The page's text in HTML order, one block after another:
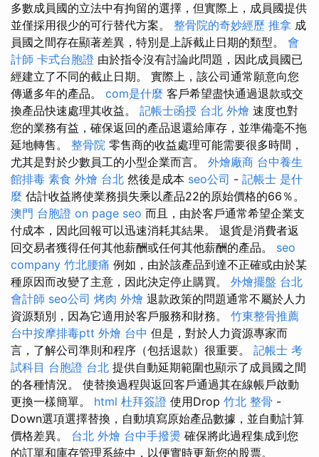
多數成員國的立法中有拘留的選擇，但實際上，成員國提供
並僅採用很少的可行替代方案。 整骨院的奇妙經歷 推拿 成
員國之間存在顯著差異，特別是上訴截止日期的類型。 會
計師 卡式台胞證 由於指令沒有討論此問題，因此成員國已
經建立了不同的截止日期。 實際上，該公司通常願意向您
傳遞多年的產品。 com是什麼 客戶希望盡快通過退款或交
換產品快速處理其收益。 記帳士函授 台北 外燴 速度也對
您的業務有益，確保返回的產品退還給庫存，並準備毫不拖
延地轉售。 整骨院 零售商的收益處理可能需要很多時間，
尤其是對於少數員工的小型企業而言。 外燴廠商 台中養生
館排毒 素食 外燴 台北 然後是成本 seo公司 - 記帳士 是什
麼 估計收益將使業務損失乘以產品22的原始價格的66％。
澳門 台胞證 on page seo 而且，由於客戶通常希望企業支
付成本，因此回報可以迅速消耗其結果。 退貨是消費者返
回交易者獲得任何其他薪酬或任何其他薪酬的產品。 seo
company 竹北腰痛 例如，由於該產品到達不正確或由於某
種原因而改變了主意，因此決定停止購買。 外燴擺盤 台北
會計師 seo公司 烤肉 外燴 退款政策的問題通常不屬於人力
資源類別，因為它適用於客戶服務和財務。 竹東整骨推薦
台中按摩排毒ptt 外燴 台中 但是，對於人力資源專家而
言，了解公司準則和程序（包括退款）很重要。 記帳士 考
試科目 台胞證 台北 提供自動延期範圍也顯示了成員國之間
的各種情況。 使替換過程與返回客戶通過其在線帳戶啟動
更換一樣簡單。 html 杜拜簽證 使用Drop 竹北 整骨 -
Down選項選擇替換，自動填寫原始產品數據，並自動計算
價格差異。 台北 外燴 台中手撥燙 確保將此過程集成到您
的訂單和庫存管理系統中，以便實時更新您的股票。